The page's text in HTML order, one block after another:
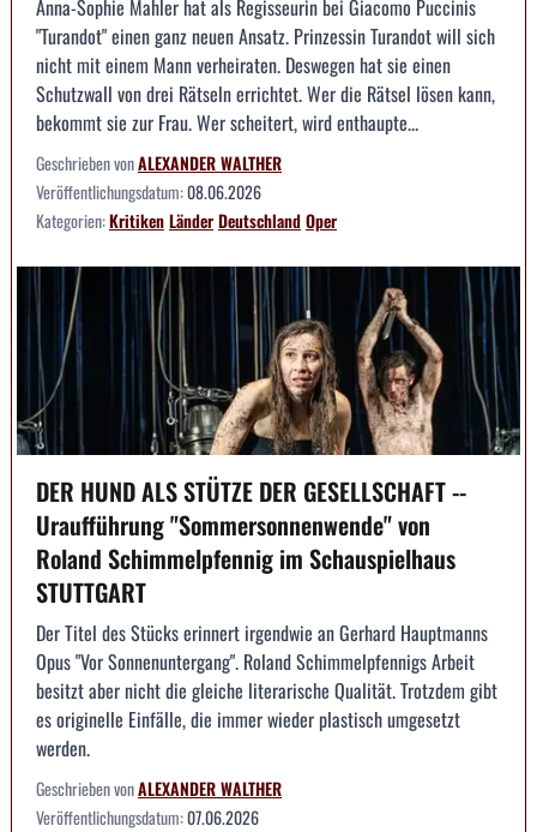
Anna-Sophie Mahler hat als Regisseurin bei Giacomo Puccinis
"Turandot" einen ganz neuen Ansatz. Prinzessin Turandot will sich
nicht mit einem Mann verheiraten. Deswegen hat sie einen
Schutzwall von drei Rätseln errichtet. Wer die Rätsel lösen kann,
bekommt sie zur Frau. Wer scheitert, wird enthaupte...
Geschrieben vonALEXANDER WALTHER
Veröffentlichungsdatum:08.06.2026
Kategorien:KritikenLänderDeutschlandOper
DER HUND ALS STÜTZE DER GESELLSCHAFT --
Uraufführung "Sommersonnenwende" von
Roland Schimmelpfennig im Schauspielhaus
STUTTGART
Der Titel des Stücks erinnert irgendwie an Gerhard Hauptmanns
Opus "Vor Sonnenuntergang". Roland Schimmelpfennigs Arbeit
besitzt aber nicht die gleiche literarische Qualität. Trotzdem gibt
es originelle Einfälle, die immer wieder plastisch umgesetzt
werden.
Geschrieben vonALEXANDER WALTHER
Veröffentlichungsdatum:07.06.2026